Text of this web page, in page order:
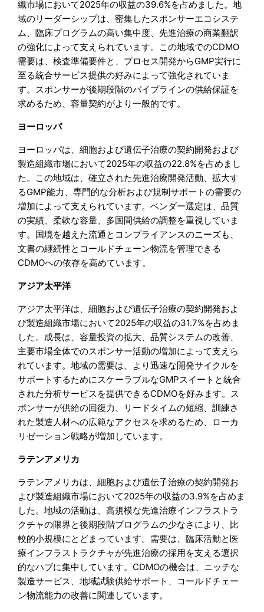
織市場において2025年の収益の39.6%を占めました。地
域のリーダーシップは、密集したスポンサーエコシステ
ム、臨床プログラムの高い集中度、先進治療の商業翻訳
の強化によって支えられています。この地域でのCDMO
需要は、検査準備要件と、プロセス開発からGMP実行に
至る統合サービス提供の好みによって強化されていま
す。スポンサーが後期段階のパイプラインの供給保証を
求めるため、容量契約がより一般的です。
ヨーロッパ
ヨーロッパは、細胞および遺伝子治療の契約開発および
製造組織市場において2025年の収益の22.8%を占めまし
た。この地域は、確立された先進治療開発活動、拡大す
るGMP能力、専門的な分析および規制サポートの需要の
増加によって支えられています。ベンダー選定は、品質
の実績、柔軟な容量、多国間供給の調整を重視していま
す。国境を越えた流通とコンプライアンスのニーズも、
文書の継続性とコールドチェーン物流を管理できる
CDMOへの依存を高めています。
アジア太平洋
アジア太平洋は、細胞および遺伝子治療の契約開発およ
び製造組織市場において2025年の収益の31.7%を占めま
した。成長は、容量投資の拡大、品質システムの改善、
主要市場全体でのスポンサー活動の増加によって支えら
れています。地域の需要は、より迅速な開発サイクルを
サポートするためにスケーラブルなGMPスイートと統合
された分析サービスを提供できるCDMOを好みます。ス
ポンサーが供給の回復力、リードタイムの短縮、訓練さ
れた製造人材への広範なアクセスを求めるため、ローカ
リゼーション戦略が増加しています。
ラテンアメリカ
ラテンアメリカは、細胞および遺伝子治療の契約開発お
よび製造組織市場において2025年の収益の3.9%を占めま
した。地域の活動は、高規模な先進治療インフラストラ
クチャの限界と後期段階プログラムの少なさにより、比
較的小規模にとどまっています。需要は、臨床活動と医
療インフラストラクチャが先進治療の採用を支える選択
的なハブに集中しています。CDMOの機会は、ニッチな
製造サービス、地域試験供給サポート、コールドチェー
ン物流能力の改善に関連しています。